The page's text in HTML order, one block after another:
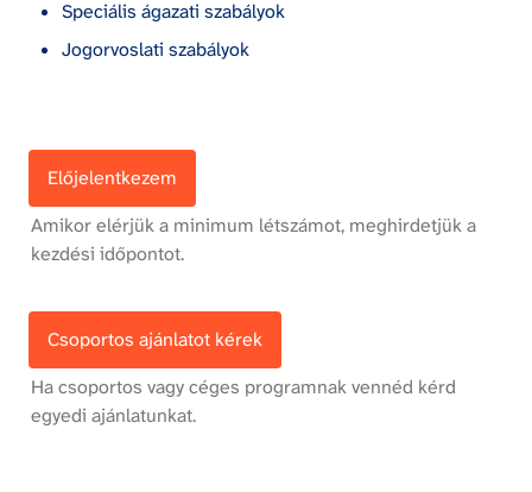
Speciális ágazati szabályok
Jogorvoslati szabályok
Előjelentkezem
Amikor elérjük a minimum létszámot, meghirdetjük a
kezdési időpontot.
Csoportos ajánlatot kérek
Ha csoportos vagy céges programnak vennéd kérd
egyedi ajánlatunkat.